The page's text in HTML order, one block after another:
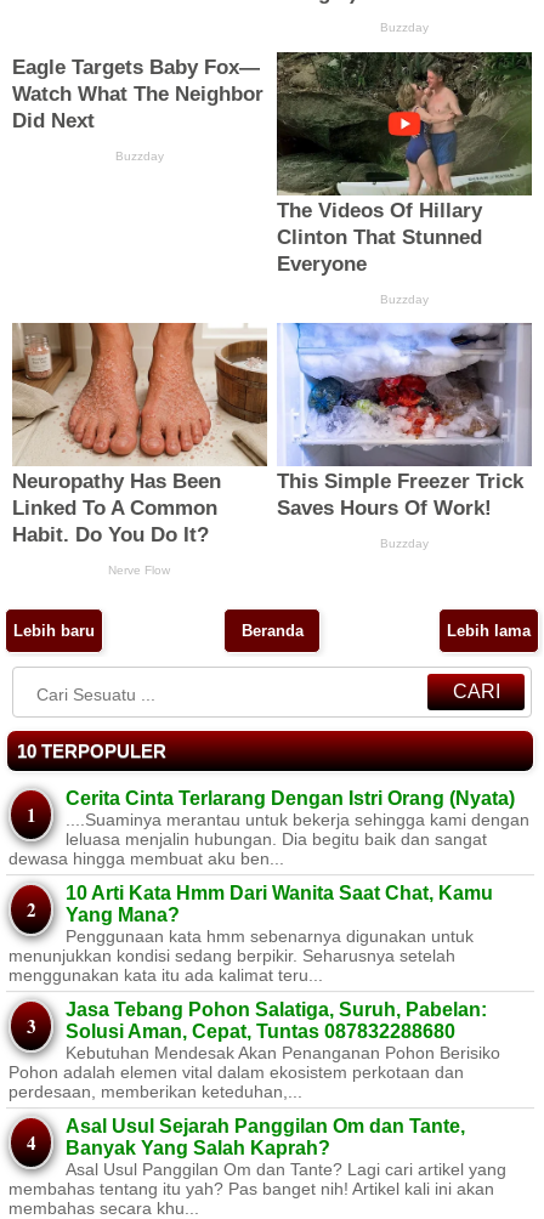
Lebih baru Lebih lama
Beranda
CARI
10 TERPOPULER
Cerita Cinta Terlarang Dengan Istri Orang (Nyata)
....Suaminya merantau untuk bekerja sehingga kami dengan
leluasa menjalin hubungan. Dia begitu baik dan sangat
dewasa hingga membuat aku ben...
10 Arti Kata Hmm Dari Wanita Saat Chat, Kamu
Yang Mana?
Penggunaan kata hmm sebenarnya digunakan untuk
menunjukkan kondisi sedang berpikir. Seharusnya setelah
menggunakan kata itu ada kalimat teru...
Jasa Tebang Pohon Salatiga, Suruh, Pabelan:
Solusi Aman, Cepat, Tuntas 087832288680
Kebutuhan Mendesak Akan Penanganan Pohon Berisiko ​
Pohon adalah elemen vital dalam ekosistem perkotaan dan
perdesaan, memberikan keteduhan,...
Asal Usul Sejarah Panggilan Om dan Tante,
Banyak Yang Salah Kaprah?
Asal Usul Panggilan Om dan Tante? Lagi cari artikel yang
membahas tentang itu yah? Pas banget nih! Artikel kali ini akan
membahas secara khu...